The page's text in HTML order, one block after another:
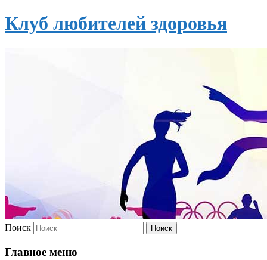
Клуб любителей здоровья
Поиск
Главное меню